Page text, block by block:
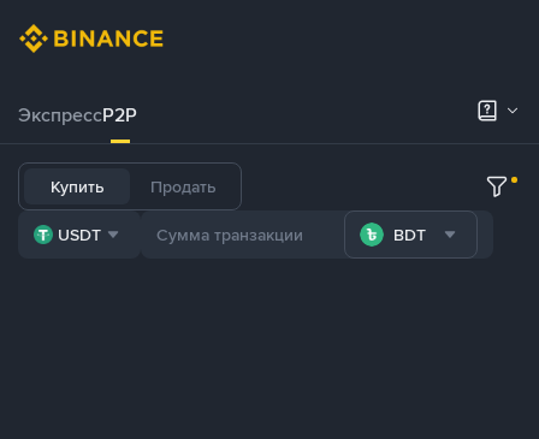
ЭкспрессP2P
Купить Продать
USDT BDT